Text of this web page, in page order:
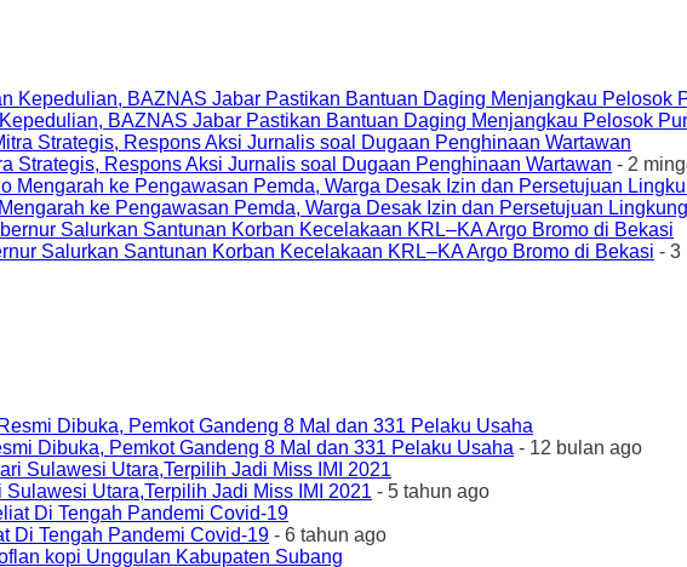
BAZNAS Jabar Pastikan Bantuan Daging Menjangkau Pelosok
Strategis, Respons Aksi Jurnalis soal Dugaan Penghinaan Wartawan - 2
ke Pengawasan Pemda, Warga Desak Izin dan Persetujuan
Salurkan Santunan Korban Kecelakaan KRL–KA Argo Bromo di Bekasi - 3
Dibuka, Pemkot Gandeng 8 Mal dan 331 Pelaku Usaha - 12 bulan ago
Utara,Terpilih Jadi Miss IMI 2021 - 5 tahun ago
Di Tengah Pandemi Covid-19 - 6 tahun ago